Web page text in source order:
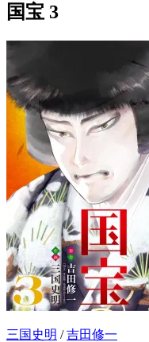
国宝 3
三国史明 /吉田修一